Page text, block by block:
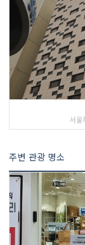
서
주변 관광 명소